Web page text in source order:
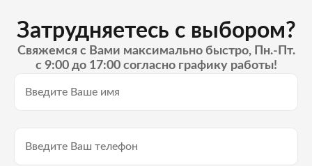
Затрудняетесь с выбором?
Свяжемся с Вами максимально быстро, Пн.-Пт.
с 9:00 до 17:00 согласно графику работы!